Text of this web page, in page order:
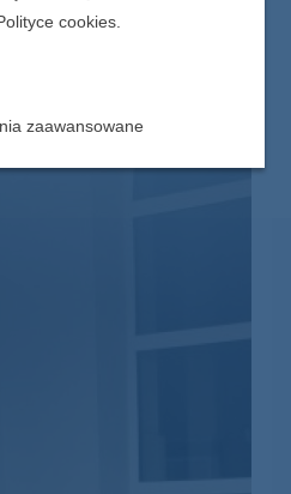
cookies.
zaawansowane